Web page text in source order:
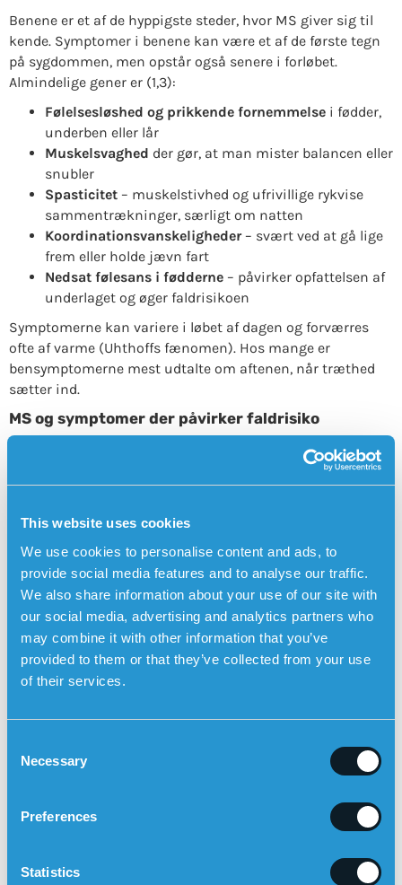
This website uses cookies
We use cookies to personalise content and ads, to
provide social media features and to analyse our traffic.
We also share information about your use of our site with
our social media, advertising and analytics partners who
may combine it with other information that you’ve
provided to them or that they’ve collected from your use
of their services.
Necessary
Preferences
Statistics
Benene er et af de hyppigste steder, hvor MS giver sig til
kende. Symptomer i benene kan være et af de første tegn
på sygdommen, men opstår også senere i forløbet.
Almindelige gener er (1,3):
Følelsesløshed og prikkende fornemmelsei fødder,
underben eller lår
Muskelsvaghed der gør, at man mister balancen eller
snubler
Spasticitet– muskelstivhed og ufrivillige rykvise
sammentrækninger, særligt om natten
Koordinationsvanskeligheder– svært ved at gå lige
frem eller holde jævn fart
Nedsat følesans i fødderne– påvirker opfattelsen af
underlaget og øger faldrisikoen
Symptomerne kan variere i løbet af dagen og forværres
ofte af varme (Uhthoffs fænomen). Hos mange er
bensymptomerne mest udtalte om aftenen, når træthed
sætter ind.
MS og symptomer der påvirker faldrisiko
Studier viser, at over 50 % af personer med MS falder
mindst én gang om året (3). Symptomer der særligt
bidrager til faldrisiko er (3):
Balanceproblemer
Spasticitet
Nedsat følesans i fødderne
Træthed (fatigue)
Kombinationen af flere symptomer samtidig betyder, at
faldrisikoen ofte er betydeligt højere end hos jævnaldrende
uden neurologisk sygdom (3).
Attakvis MS
– perioder med nye eller forværrede
– gradvis forværring efter
en indledende attakfase
starten